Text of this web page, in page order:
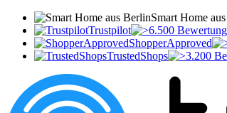
Smart Home
Trustpilot
ShopperApproved
TrustedShops